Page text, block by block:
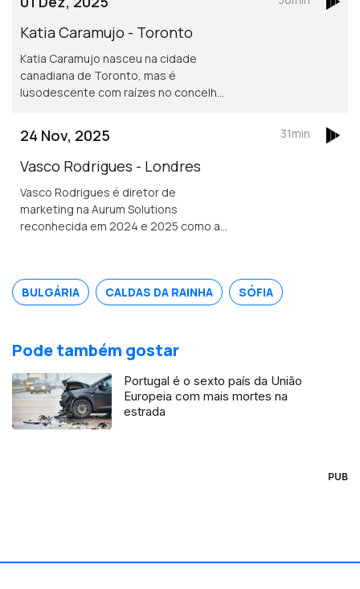
dispositivos para mover cotovelos e
mãos em pessoas que tenham sofrido
um AVC.
Katia Caramujo - Toronto
Katia Caramujo nasceu na cidade
canadiana de Toronto, mas é
lusodescente com raízes no concelho
conselheira das comunidades
portuguesas.
24 Nov, 2025
Vasco Rodrigues - Londres
Vasco Rodrigues é diretor de
marketing na Aurum Solutions
reconhecida em 2024 e 2025 como a
Natural de Valpaços é formado em
engenharia e gestão industrial.
31min
BULGÁRIA CALDAS DA RAINHA SÓFIA
Pode também gostar
Portugal é o sexto país da União
Europeia com mais mortes na
estrada
PUB